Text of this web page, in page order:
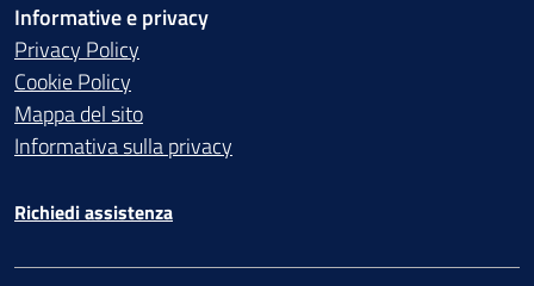
Informative e privacy
Privacy Policy
Cookie Policy
Mappa del sito
Informativa sulla privacy
Richiedi assistenza